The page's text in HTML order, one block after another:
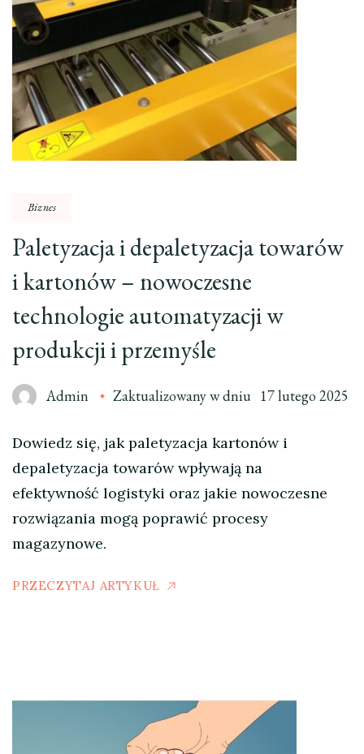
Biznes
Paletyzacja i depaletyzacja towarów
i kartonów – nowoczesne
technologie automatyzacji w
produkcji i przemyśle
Admin Zaktualizowany w dniu 17 lutego 2025
Dowiedz się, jak paletyzacja kartonów i
depaletyzacja towarów wpływają na
efektywność logistyki oraz jakie nowoczesne
rozwiązania mogą poprawić procesy
magazynowe.
PRZECZYTAJ ARTYKUŁ